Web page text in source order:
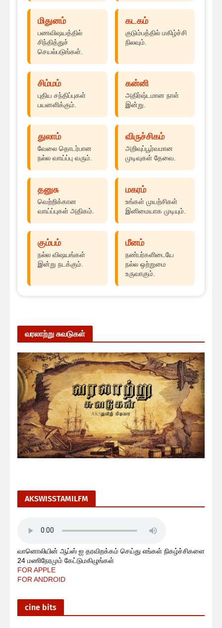
மிதுனம்
பணவிஷயத்தில்
சிந்தித்துச்
செயல்படுங்கள்.
கடகம்
குடும்பத்தில் மகிழ்ச்சி
நிலவும்.
சிம்மம்
புதிய சந்திப்புகள்
பயனளிக்கும்.
கன்னி
அதிர்ஷ்டமான நாள்
இன்று.
துலாம்
வேலை தொடர்பான
நல்ல வாய்ப்பு வரும்.
விருச்சிகம்
அறிவுப்பூர்வமான
முடிவுகள் தேவை.
தனுசு
வெற்றிக்கான
வாய்ப்புகள் அதிகம்.
மகரம்
உங்கள் முயற்சிகள்
இனிமையாக முடியும்.
கும்பம்
நல்ல விஷயங்கள்
இன்று நடக்கும்.
மீனம்
நண்பர்களிடையே
நல்ல ஒற்றுமை
உருவாகும்.
வரலாற்று சுவடுகள்
AKSWISSTAMILFM
வானொலியின் ஆப்ஸ் ஐ தரவிறக்கம் செய்து எங்கள் நிகழ்ச்சிகளை
24 மணிநேரமும் கேட்டுமகிழுங்கள்
FOR APPLE
FOR ANDROID
cine bits